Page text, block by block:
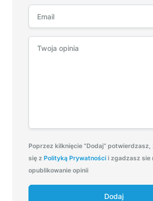
Poprzez kilknięcie “Dodaj” potwierdzasz,
się z Polityką Prywatności i zgadzasz sie
opublikowanie opinii
Dodaj